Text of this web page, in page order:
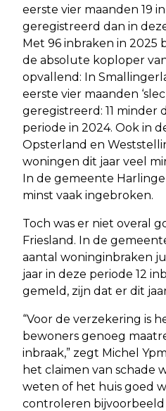
eerste vier maanden 19
geregistreerd dan in
Met 96 inbraken in 2025
de absolute koploper
opvallend: In
eerste vier maanden
geregistreerd: 11 minder
periode in 2024. Ook in
Opsterland en
woningen dit jaar veel
In de gemeente
minst vaak ingebroken.
Toch was er niet overal
Friesland. In de
aantal woninginbraken
jaar in deze periode 12
gemeld, zijn dat er dit
“Voor de verzekering is
bewoners genoeg
inbraak,” zegt Michel
het claimen van schade
weten of het huis goed
controleren bijvoorbeeld